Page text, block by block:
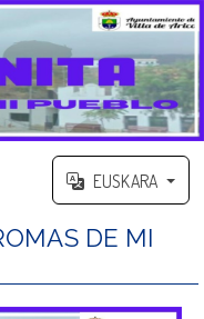
EUSKARA
DE MI